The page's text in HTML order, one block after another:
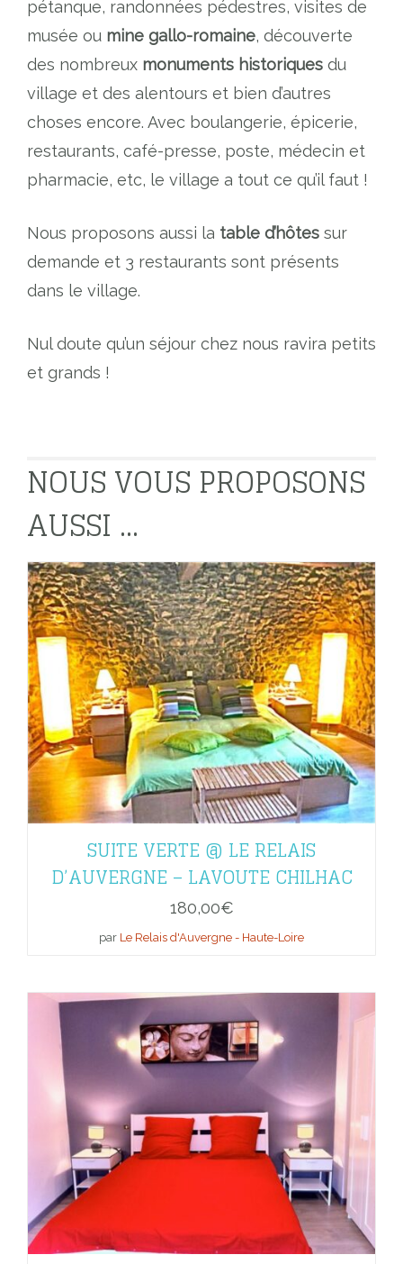
pétanque, randonnées pédestres, visites de
musée ou mine gallo-romaine, découverte
des nombreux monuments historiques du
village et des alentours et bien d’autres
choses encore. Avec boulangerie, épicerie,
restaurants, café-presse, poste, médecin et
pharmacie, etc, le village a tout ce qu’il faut !
Nous proposons aussi la table d’hôtes sur
demande et 3 restaurants sont présents
dans le village.
Nul doute qu’un séjour chez nous ravira petits
et grands !
NOUS VOUS PROPOSONS
AUSSI ...
SUITE VERTE @ LE RELAIS
D’AUVERGNE – LAVOUTE CHILHAC
180,00€
par Le Relais d'Auvergne - Haute-Loire